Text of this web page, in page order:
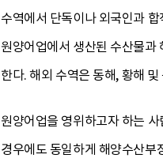
수역에서 단독이나 외국인과
원양어업에서 생산된 수산물과
한다. 해외 수역은 동해, 황해
원양어업을 영위하고자 하는
경우에도 동일하게 해양수산부